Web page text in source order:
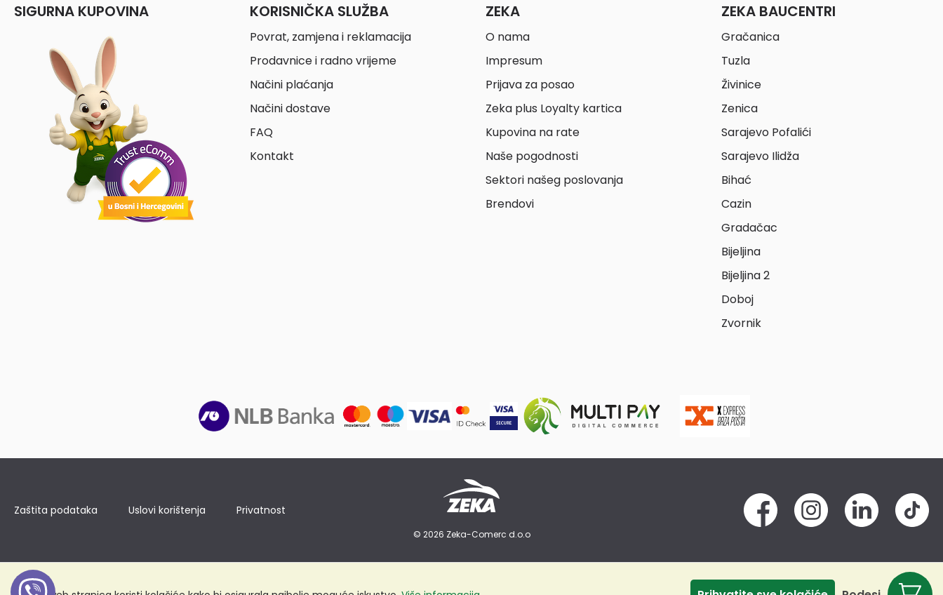
SIGURNA KUPOVINA KORISNIČKA SLUŽBA
Povrat, zamjena i reklamacija
Prodavnice i radno vrijeme
Načini plaćanja
Načini dostave
FAQ
Kontakt
ZEKA
O nama
Impresum
Prijava za posao
Zeka plus Loyalty kartica
Kupovina na rate
Naše pogodnosti
Sektori našeg poslovanja
Brendovi
ZEKA BAUCENTRI
Gračanica
Tuzla
Živinice
Zenica
Sarajevo Pofalići
Sarajevo Ilidža
Bihać
Cazin
Gradačac
Bijeljina
Bijeljina 2
Doboj
Zvornik
Zaštita podataka Uslovi korištenja Privatnost
© 2026 Zeka-Comerc d.o.o